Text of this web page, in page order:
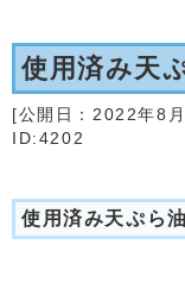
使用済み天
[公開日： 2022年8
ID:4202
使用済み天ぷら